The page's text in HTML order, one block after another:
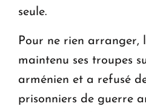
seule.
Pour ne rien arranger,
maintenu ses troupes
arménien et a refusé
prisonniers de guerre